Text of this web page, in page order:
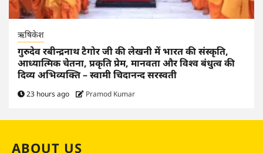
ऋषिकेश
गुरुदेव रबीन्द्रनाथ टैगोर जी की लेखनी में भारत की संस्कृति,
आध्यात्मिक चेतना, प्रकृति प्रेम, मानवता और विश्व बंधुत्व की
दिव्य अभिव्यक्ति – स्वामी चिदानन्द सरस्वती
23 hours ago Pramod Kumar
ABOUT US